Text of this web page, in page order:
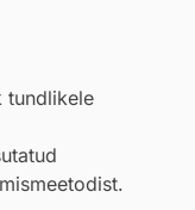
tundlikele